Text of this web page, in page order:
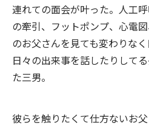
連れての面会が叶った。人工
の牽引、フットポンプ、心電
のお父さんを見ても変わりなく
日々の出来事を話したりして
た三男。
彼らを触りたくて仕方ないお